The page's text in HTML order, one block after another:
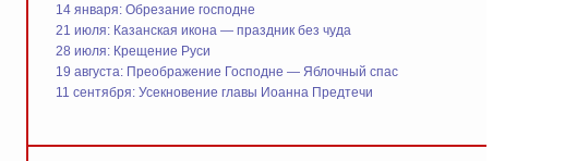
14 января: Обрезание господне
21 июля: Казанская икона — праздник без чуда
28 июля: Крещение Руси
19 августа: Преображение Господне — Яблочный спас
11 сентября: Усекновение главы Иоанна Предтечи